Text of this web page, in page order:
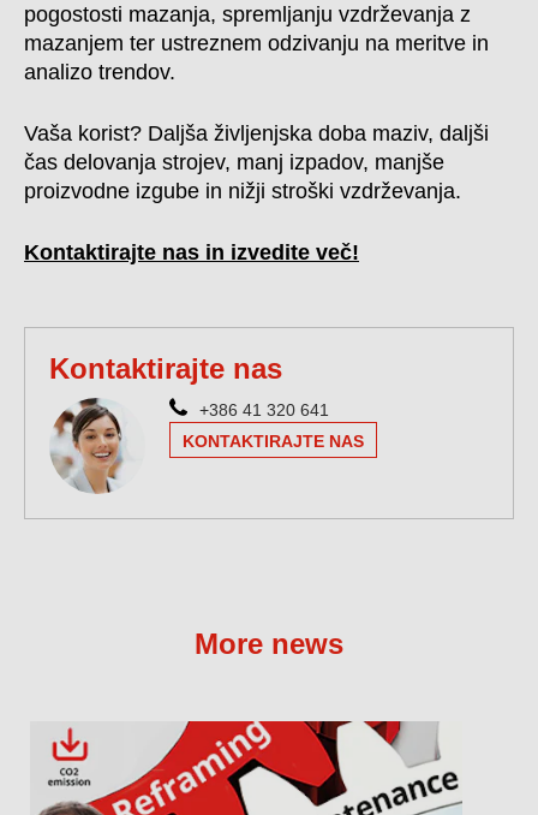
pogostosti mazanja, spremljanju vzdrževanja z
mazanjem ter ustreznem odzivanju na meritve in
analizo trendov.
Vaša korist? Daljša življenjska doba maziv, daljši
čas delovanja strojev, manj izpadov, manjše
proizvodne izgube in nižji stroški vzdrževanja.
Kontaktirajte nas in izvedite več!
Kontaktirajte nas
+386 41 320 641
KONTAKTIRAJTE NAS
More news